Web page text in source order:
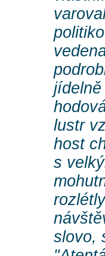
lustr
host
s
slovo,